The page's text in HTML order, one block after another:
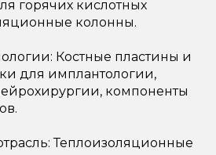
горячих кислотных
колонны.
Костные пластины и
для имплантологии,
компоненты
Теплоизоляционные